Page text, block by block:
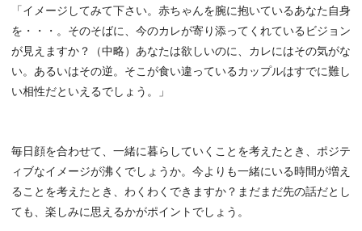
「イメージしてみて下さい。赤ちゃんを腕に抱いているあなた自身
を・・・。そのそばに、今のカレが寄り添ってくれているビジョン
が見えますか？（中略）あなたは欲しいのに、カレにはその気がな
い。あるいはその逆。そこが食い違っているカップルはすでに難し
い相性だといえるでしょう。」
毎日顔を合わせて、一緒に暮らしていくことを考えたとき、ポジテ
ィブなイメージが沸くでしょうか。今よりも一緒にいる時間が増え
ることを考えたとき、わくわくできますか？まだまだ先の話だとし
ても、楽しみに思えるかがポイントでしょう。